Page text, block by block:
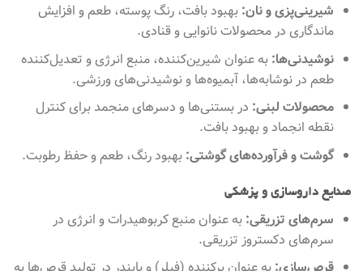
شیرینی‌پزی و نان: بهبود بافت، رنگ پوسته، طعم و افزایش
ماندگاری در محصولات نانوایی و قنادی.
نوشیدنی‌ها: به عنوان شیرین‌کننده، منبع انرژی و تعدیل‌کننده
طعم در نوشابه‌ها، آبمیوه‌ها و نوشیدنی‌های ورزشی.
محصولات لبنی: در بستنی‌ها و دسرهای منجمد برای کنترل
نقطه انجماد و بهبود بافت.
گوشت و فرآورده‌های گوشتی: بهبود رنگ، طعم و حفظ رطوبت.
صنایع داروسازی و پزشکی
سرم‌های تزریقی: به عنوان منبع کربوهیدرات و انرژی در
سرم‌های دکستروز تزریقی.